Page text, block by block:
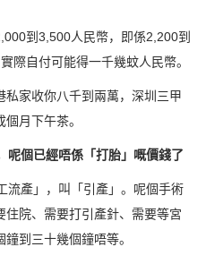
到3,500人民幣，即係2,200到
際自付可能得一千幾蚊人民幣。
家收你八千到兩萬，深圳三甲
月下午茶。
個已經唔係「打胎」嘅價錢了
流產」，叫「引產」。呢個手術
院、需要打引產針、需要等宮
到三十幾個鐘唔等。